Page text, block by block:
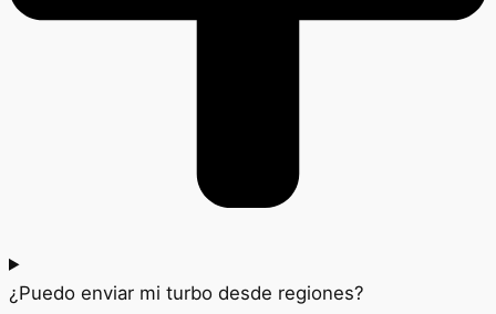
¿Puedo enviar mi turbo desde regiones?